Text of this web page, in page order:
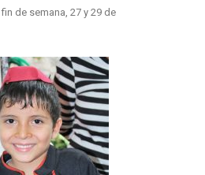
de semana, 27 y 29 de